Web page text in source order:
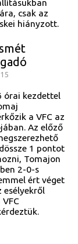
csak az
hiányzott.
órai kezdettel
a VFC az
Az előző
1 pontot
Tomajon
2-0-s
ért véget
esélyekről